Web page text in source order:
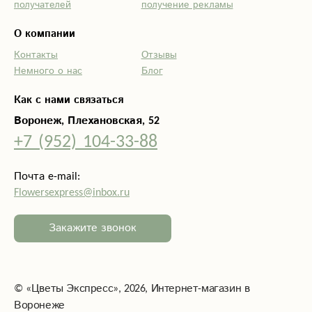
букетики (.
Спасибо большое
за приятные
Как с нами связаться
Воронеж, Плехановская, 52
+7 (952) 104-33-88
Почта e-mail:
Flowersexpress@inbox.ru
Закажите звонок
получателей
получение рекламы
О компании
Контакты
Немного о нас
Отзывы
Блог
© «Цветы Экспресс», 2026, Интернет-магазин в
Воронеже